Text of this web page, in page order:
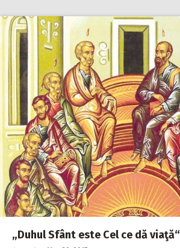
„Duhul Sfânt este Cel ce dă viaţă“